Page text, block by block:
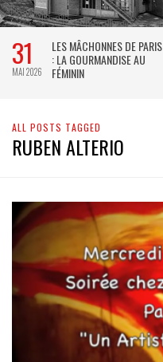
31
MAI 2026
LES MÂCHONNES DE PARIS
: LA GOURMANDISE AU
FÉMININ
ALL POSTS TAGGED
RUBEN ALTERIO